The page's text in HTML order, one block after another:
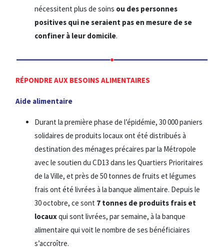
nécessitent plus de soins ou des personnes
positives qui ne seraient pas en mesure de se
confiner à leur domicile.
RÉPONDRE AUX BESOINS ALIMENTAIRES
Aide alimentaire
Durant la première phase de l’épidémie, 30 000 paniers
solidaires de produits locaux ont été distribués à
destination des ménages précaires par la Métropole
avec le soutien du CD13 dans les Quartiers Prioritaires
de la Ville, et près de 50 tonnes de fruits et légumes
frais ont été livrées à la banque alimentaire. Depuis le
30 octobre, ce sont 7 tonnes de produits frais et
locauxqui sont livrées, par semaine, à la banque
alimentaire qui voit le nombre de ses bénéficiaires
s’accroître.